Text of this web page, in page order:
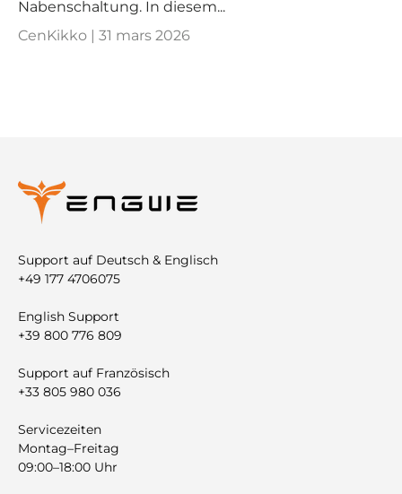
Nabenschaltung. In diesem...
CenKikko | 31 mars 2026
Support auf Deutsch & Englisch
+49 177 4706075
English Support
+39 800 776 809
Support auf Französisch
+33 805 980 036
Servicezeiten
Montag–Freitag
09:00–18:00 Uhr